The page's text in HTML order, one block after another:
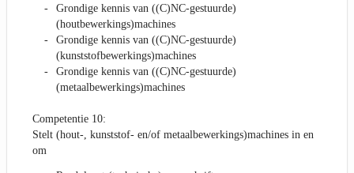
Grondige kennis van ((C)NC-gestuurde)
(houtbewerkings)machines
Grondige kennis van ((C)NC-gestuurde)
(kunststofbewerkings)machines
Grondige kennis van ((C)NC-gestuurde)
(metaalbewerkings)machines
Competentie 10:
Stelt (hout-, kunststof- en/of metaalbewerkings)machines in en
om